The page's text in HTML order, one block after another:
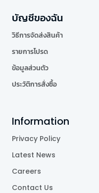
บัญชีของฉัน
วิธีการจัดส่งสินค้า
รายการโปรด
ข้อมูลส่วนตัว
ประวัติการสั่งซื้อ
Information
Privacy Policy
Latest News
Careers
Contact Us